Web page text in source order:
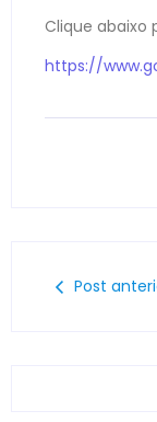
Clique abaixo
https://
Post